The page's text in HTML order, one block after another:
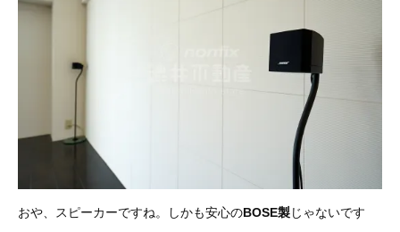
おや、スピーカーですね。しかも安心のBOSE製じゃないです